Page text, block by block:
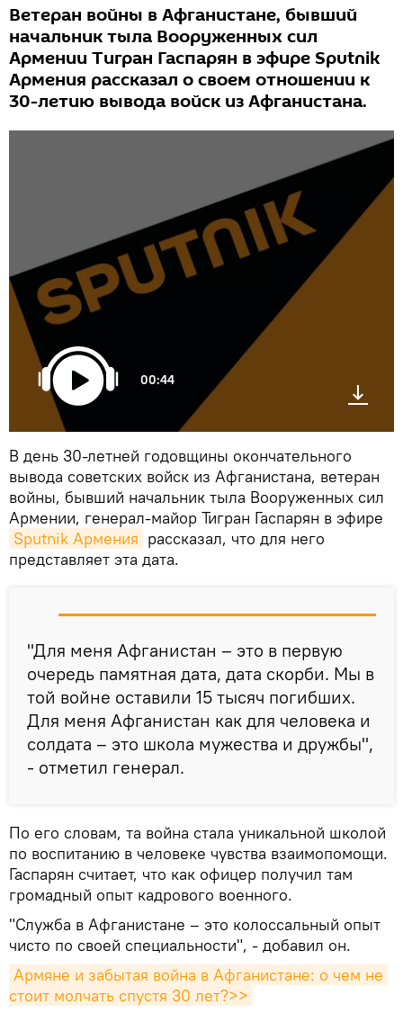
Ветеран войны в Афганистане, бывший
начальник тыла Вооруженных сил
Армении Тигран Гаспарян в эфире Sputnik
Армения рассказал о своем отношении к
30-летию вывода войск из Афганистана.
00:44
В день 30-летней годовщины окончательного
вывода советских войск из Афганистана, ветеран
войны, бывший начальник тыла Вооруженных сил
Армении, генерал-майор Тигран Гаспарян в эфире
Sputnik Армения рассказал, что для него
представляет эта дата.
"Для меня Афганистан – это в первую
очередь памятная дата, дата скорби. Мы в
той войне оставили 15 тысяч погибших.
Для меня Афганистан как для человека и
солдата – это школа мужества и дружбы",
- отметил генерал.
По его словам, та война стала уникальной школой
по воспитанию в человеке чувства взаимопомощи.
Гаспарян считает, что как офицер получил там
громадный опыт кадрового военного.
"Служба в Афганистане – это колоссальный опыт
чисто по своей специальности", - добавил он.
Армяне и забытая война в Афганистане: о чем не
стоит молчать спустя 30 лет?>>